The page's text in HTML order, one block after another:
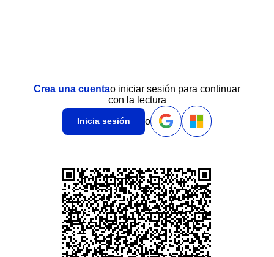
Crea una cuentao iniciar sesión para continuar
con la lectura
Inicia sesión o